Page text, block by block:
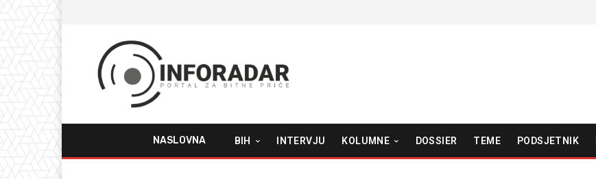
NASLOVNA BIH INTERVJU KOLUMNE DOSSIER TEME PODSJETNIK